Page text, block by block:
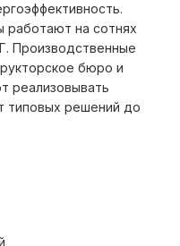
работают на сотнях
Производственные
бюро и
реализовывать
типовых решений до